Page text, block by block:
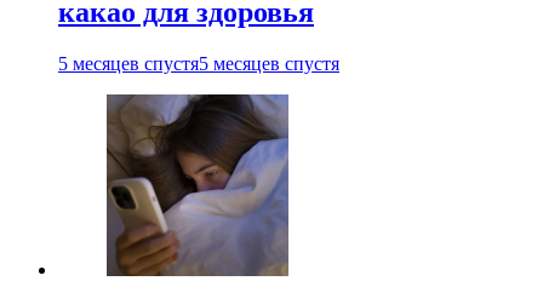
какао для здоровья
5 месяцев спустя5 месяцев спустя